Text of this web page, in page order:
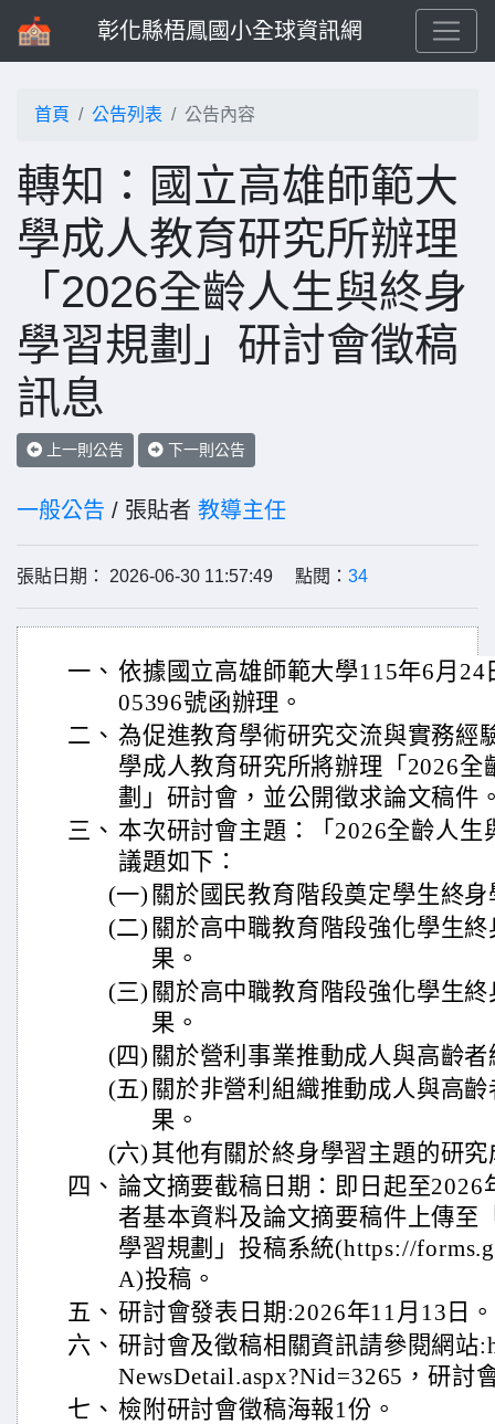
彰化縣梧鳳國小全球資訊網
首頁 公告列表 公告內容
轉知：國立高雄師範大
學成人教育研究所辦理
「2026全齡人生與終身
學習規劃」研討會徵稿
訊息
上一則公告 下一則公告
一般公告 / 張貼者 教導主任
張貼日期： 2026-06-30 11:57:49 點閱： 34
一、 依據國立高雄師範大學115年6月
05396號函辦理。
二、 為促進教育學術研究交流與實務經
學成人教育研究所將辦理「2026全
劃」研討會，並公開徵求論文稿件
三、 本次研討會主題：「2026全齡人生
議題如下：
(一) 關於國民教育階段奠定學生終
(二) 關於高中職教育階段強化學生
果。
(三) 關於高中職教育階段強化學生
果。
(四) 關於營利事業推動成人與高齡
(五) 關於非營利組織推動成人與高
果。
(六) 其他有關於終身學習主題的研究
四、 論文摘要截稿日期：即日起至2026
者基本資料及論文摘要稿件上傳至
學習規劃」投稿系統(https://
A)投稿。
五、 研討會發表日期:2026年11月13日。
六、 研討會及徵稿相關資訊請參閱網站
NewsDetail.aspx?Nid=3265，研討
七、 檢附研討會徵稿海報1份。